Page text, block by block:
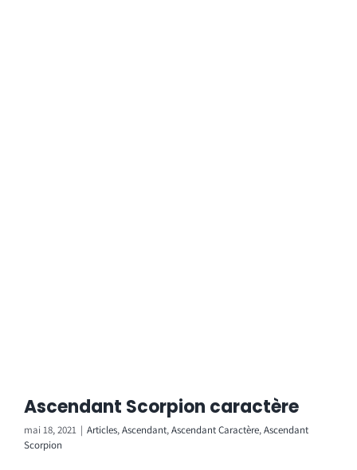
Ascendant Scorpion caractère
mai 18, 2021 | Articles,Ascendant,Ascendant Caractère,Ascendant
Scorpion